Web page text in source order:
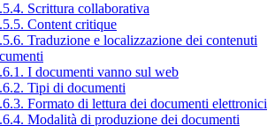
Scrittura collaborativa
Content critique
Traduzione e localizzazione dei contenuti
I documenti vanno sul web
Tipi di documenti
Formato di lettura dei documenti elettronici
Modalità di produzione dei documenti